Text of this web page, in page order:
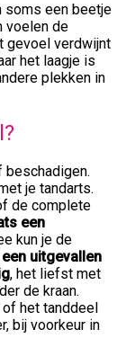
soms een beetje
voelen de
gevoel verdwijnt
het laagje is
plekken in
beschadigen.
je tandarts.
de complete
een
kun je de
uitgevallen
, het liefst met
de kraan.
of het tanddeel
bij voorkeur in